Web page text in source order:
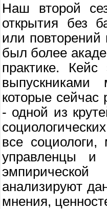
Наш второй
открытия без
или повторений
был более
практике.
выпускниками
которые
- одной из
все социологи,
управленцы
анализируют
мнения,